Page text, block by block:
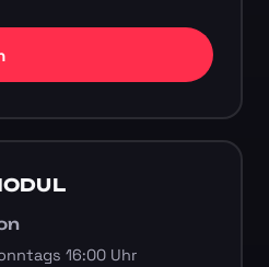
16:00 Uhr